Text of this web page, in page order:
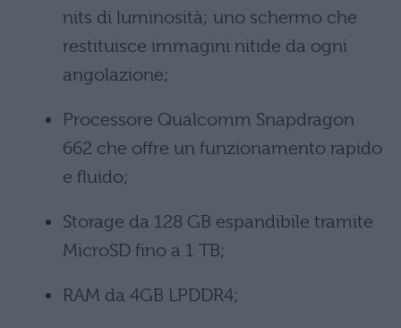
nits di luminosità; uno schermo che
restituisce immagini nitide da ogni
angolazione;
Processore Qualcomm Snapdragon
662 che offre un funzionamento rapido
e fluido;
Storage da 128 GB espandibile tramite
MicroSD fino a 1 TB;
RAM da 4GB LPDDR4;